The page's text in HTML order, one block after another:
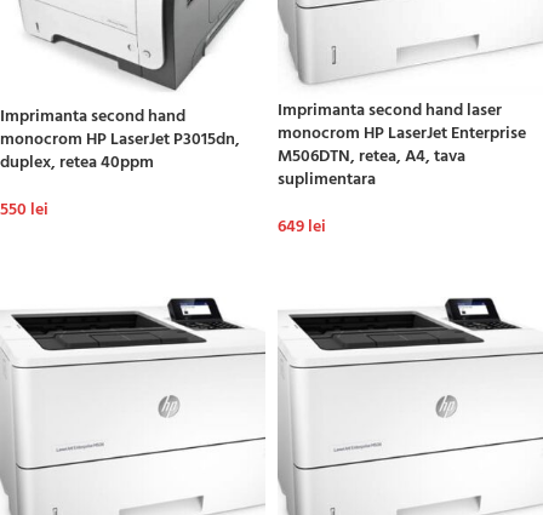
Imprimanta second hand
monocrom HP LaserJet P3015dn,
duplex, retea 40ppm
550 lei
Imprimanta second hand laser
monocrom HP LaserJet Enterprise
M506DTN, retea, A4, tava
suplimentara
649lei